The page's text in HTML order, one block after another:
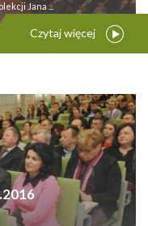
Jana ...
Czytaj więcej